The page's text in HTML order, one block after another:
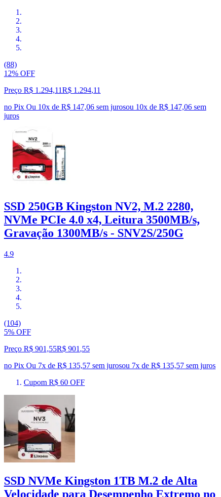
(88)
12% OFF
Preço R$ 1.294,11R$ 1.294,11
no Pix Ou 10x de R$ 147,06 sem jurosou 10x de R$ 147,06 sem
juros
SSD 250GB Kingston NV2, M.2 2280,
NVMe PCIe 4.0 x4, Leitura 3500MB/s,
Gravação 1300MB/s - SNV2S/250G
4.9
(104)
5% OFF
Preço R$ 901,55R$ 901 ,55
no Pix Ou 7x de R$ 135,57 sem jurosou 7x de R$ 135,57 sem juros
Cupom R$ 60 OFF
SSD NVMe Kingston 1TB M.2 de Alta
Velocidade para Desempenho Extremo no